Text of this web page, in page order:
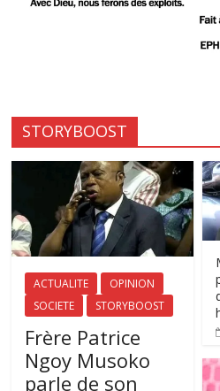
STORYBOOST
ACTUALITE
OPINION
SOCIETE
STORYBOOST
Frère Patrice
Ngoy Musoko
parle de son